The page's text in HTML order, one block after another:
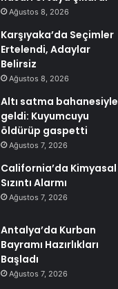
Ağustos 8, 2026
Karşıyaka’da Seçimler
Ertelendi, Adaylar
Belirsiz
Ağustos 8, 2026
Altı satma bahanesiyle
geldi: Kuyumcuyu
öldürüp gaspetti
Ağustos 7, 2026
California’da Kimyasal
Sızıntı Alarmı
Ağustos 7, 2026
Antalya’da Kurban
Bayramı Hazırlıkları
Başladı
Ağustos 7, 2026